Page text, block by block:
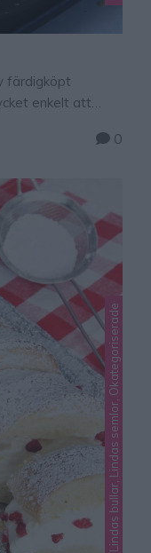
färdigköpt
enkelt att
baka de
inte vill baka så
0
Lindas bullar, Lindas semlor, Okategoriserade